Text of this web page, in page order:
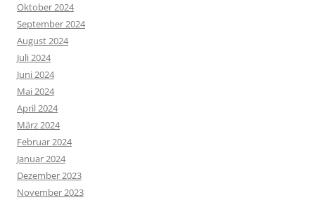
Oktober 2024
September 2024
August 2024
Juli 2024
Juni 2024
Mai 2024
April 2024
März 2024
Februar 2024
Januar 2024
Dezember 2023
November 2023